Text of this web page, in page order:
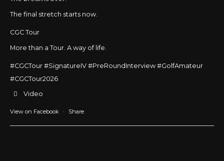
The final stretch starts now.
CGC Tour
More than a Tour. A way of life.
#CGCTour #SignatureIV #PreRoundInterview #GolfAmateur
#CGCTour2026
Video
View on Facebook · Share